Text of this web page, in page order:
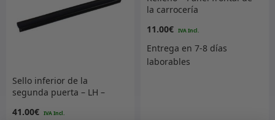
Sello inferior de la
segunda puerta – LH –
41.00€
la carrocería
11.00€